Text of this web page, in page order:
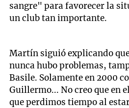
sangre" para favorecer la
un club tan importante.
Martín siguió explicando
nunca hubo problemas,
Basile. Solamente en 2000
Guillermo... No creo que en
que perdimos tiempo al